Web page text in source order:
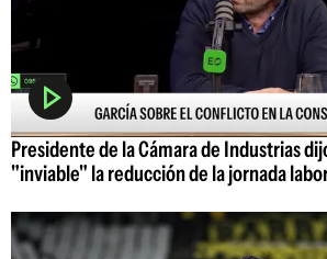
Presidente de la Cámara de Industrias
"inviable" la reducción de la jornada